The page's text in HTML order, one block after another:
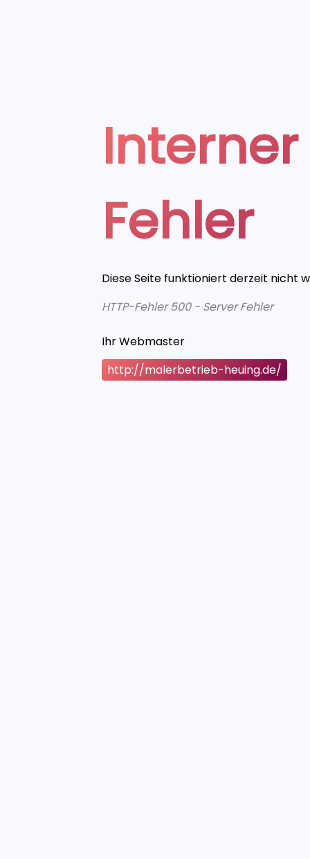
Fehler
Diese Seite funktioniert derzeit nicht
HTTP-Fehler 500 - Server Fehler
Ihr Webmaster
http://malerbetrieb-heuing.de/